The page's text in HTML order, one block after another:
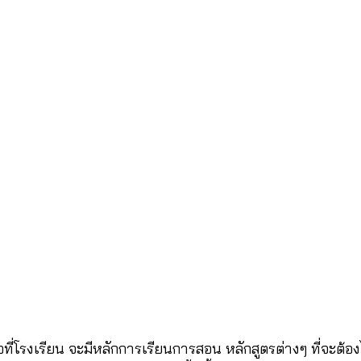
ที่โรงเรียน จะมีหลักการเรียนการสอน หลักสูตรต่างๆ ที่จะต้อ